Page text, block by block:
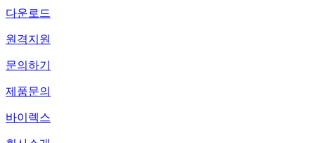
다운로드
원격지원
문의하기
제품문의
바이렉스